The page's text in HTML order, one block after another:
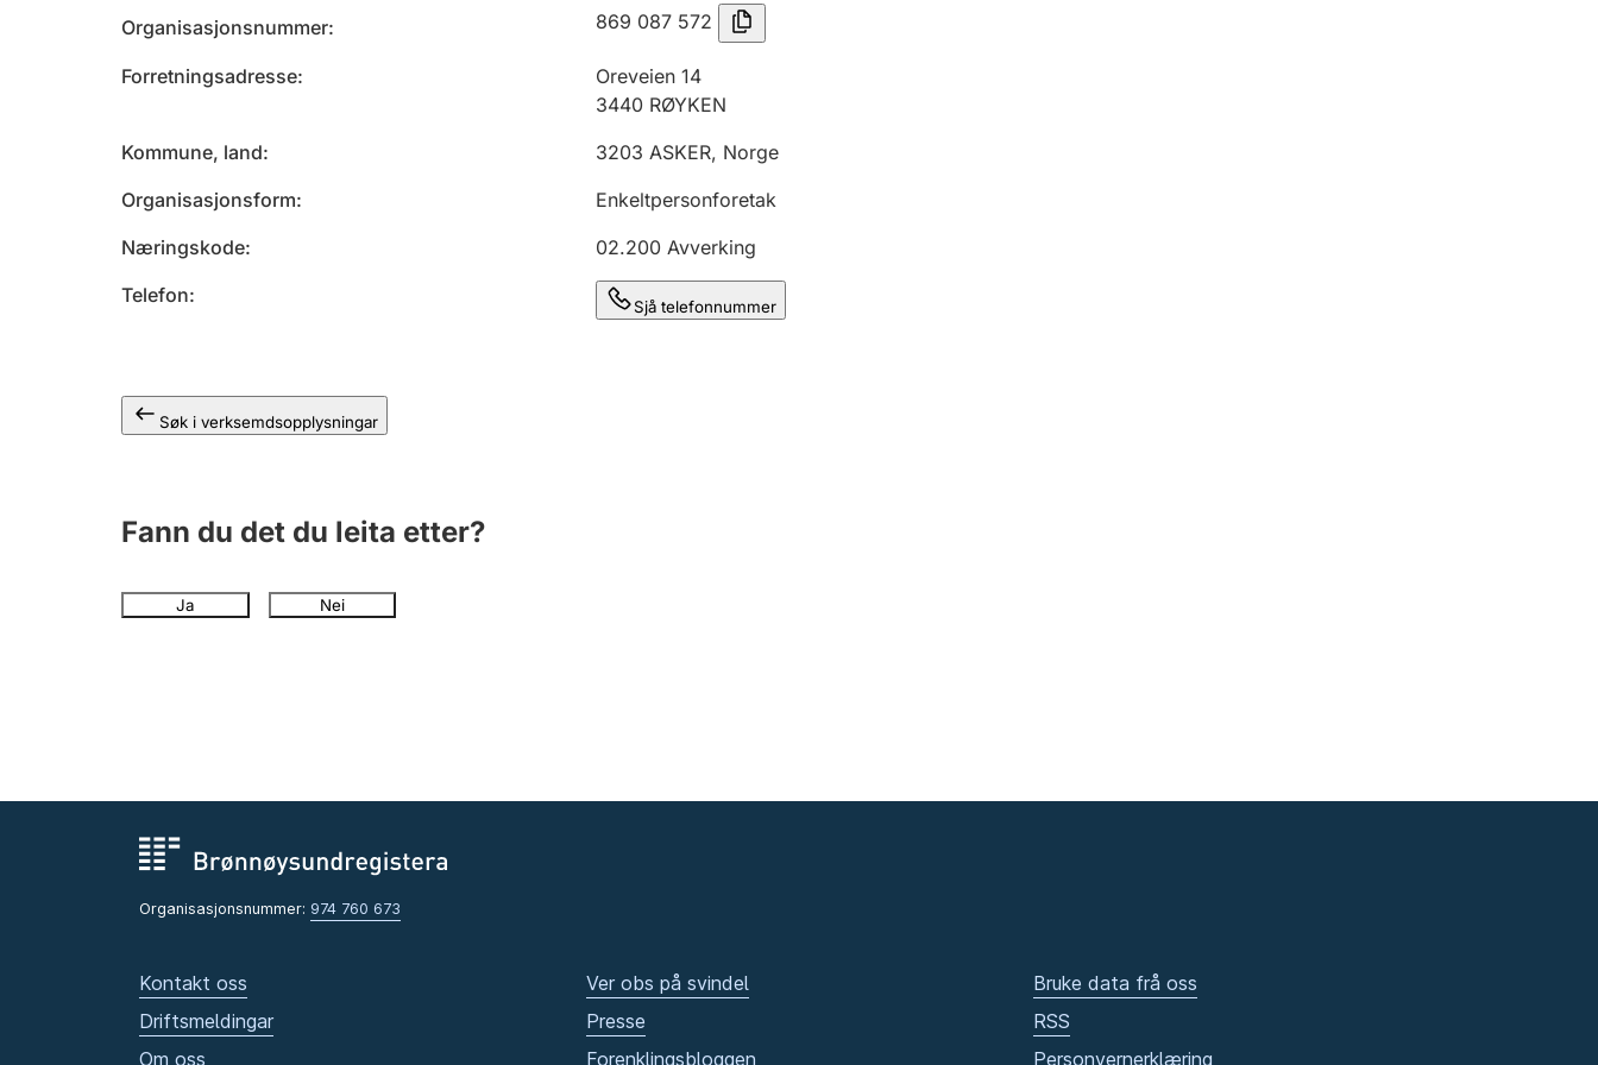
Organisasjonsnummer 869 087 572
Forretningsadresse
Oreveien 14
3440 RØYKEN
Kommune, land
3203 ASKER, Norge
Organisasjonsform
Enkeltpersonforetak
Næringskode
02.200 Avverking
Telefon
Sjå telefonnummer
Søk i verksemdsopplysningar
Fann du det du leita etter?
Ja Nei
Organisasjonsnummer: 974 760 673
Kontakt oss
Driftsmeldingar
Om oss
Ver obs på svindel
Presse
Forenklingsbloggen
Bruke data frå oss
RSS
Personvernerklæring